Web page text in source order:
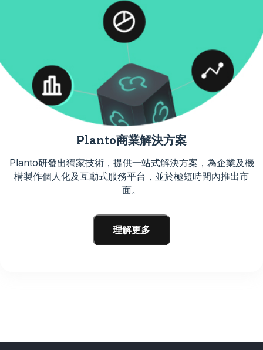
Planto商業解決方案
Planto研發出獨家技術，提供一站式解決方案，為企業及機
構製作個人化及互動式服務平台，並於極短時間內推出市
面。
理解更多